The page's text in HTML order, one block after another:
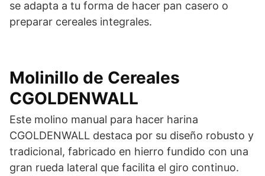
se adapta a tu forma de hacer pan casero o
preparar cereales integrales.
Molinillo de Cereales
CGOLDENWALL
Este molino manual para hacer harina
CGOLDENWALL destaca por su diseño robusto y
tradicional, fabricado en hierro fundido con una
gran rueda lateral que facilita el giro continuo.